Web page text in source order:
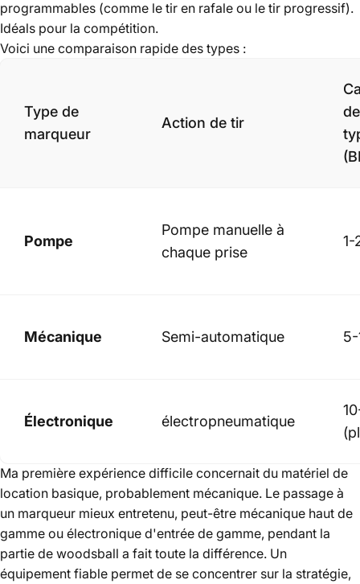
programmables (comme le tir en rafale ou le tir progressif).
Idéals pour la compétition.
Voici une comparaison rapide des types :
Type de
marqueur
Action de tir
Pompe
Pompe manuelle à
chaque prise
1-
Mécanique Semi-automatique 5-
Électronique électropneumatique
Ma première expérience difficile concernait du matériel de
location basique, probablement mécanique. Le passage à
un marqueur mieux entretenu, peut-être mécanique haut de
gamme ou électronique d'entrée de gamme, pendant la
partie de woodsball a fait toute la différence. Un
équipement fiable permet de se concentrer sur la stratégie,